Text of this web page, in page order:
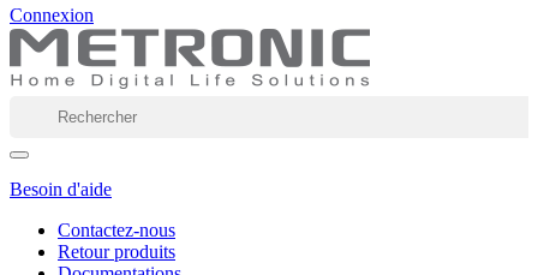
Connexion
Besoin d'aide
Contactez-nous
Retour produits